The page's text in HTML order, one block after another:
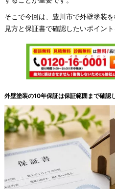
そこで今回は、豊川市で外壁塗装
見方と保証書で確認したいポイント
外壁塗装の10年保証は保証範囲まで確認